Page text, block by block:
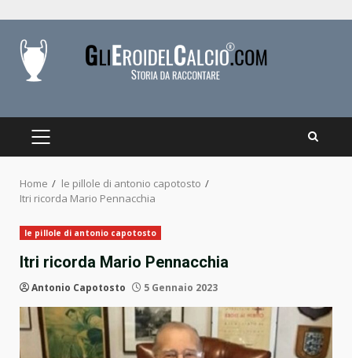
content
PRIMARY
Home
le pillole di antonio capotosto
Itri ricorda Mario Pennacchia
le pillole di antonio capotosto
Itri ricorda Mario Pennacchia
Antonio Capotosto 5 Gennaio 2023